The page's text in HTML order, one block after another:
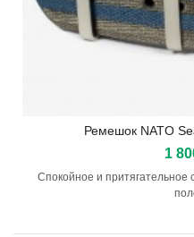
Ремешок NATO
1
Спокойное и притягательное